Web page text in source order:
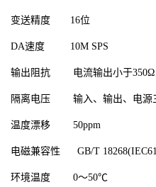
变送精度 16位
DA速度 10M SPS
输出阻抗 电流输出小于350Ω
隔离电压 输入、输出、电源
温度漂移 50ppm
电磁兼容性 GB/T
环境温度 0～50℃